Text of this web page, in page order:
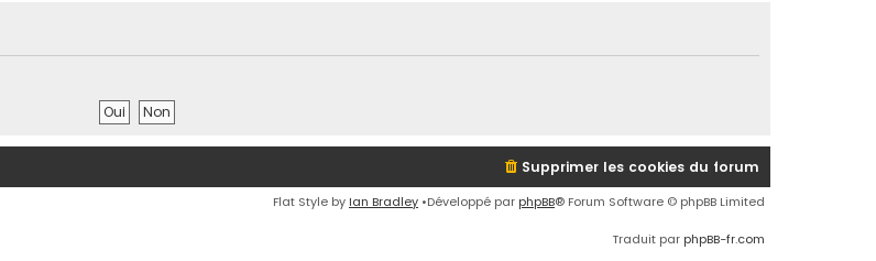
Supprimer les cookies du forum
Flat Style by Ian Bradley •Développé par phpBB® Forum Software © phpBB Limited
Traduit par phpBB-fr.com